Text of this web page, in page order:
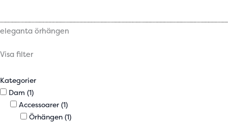
eleganta örhängen
Visa filter
Kategorier
Dam (1)
Accessoarer (1)
Örhängen (1)